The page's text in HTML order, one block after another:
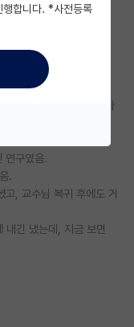
셨는데,
수술-입원-수술-입원 하
연구였음.
.
고, 교수님 복귀 후에도 거
내긴 냈는데, 지금 보면
행합니다. *사전등록